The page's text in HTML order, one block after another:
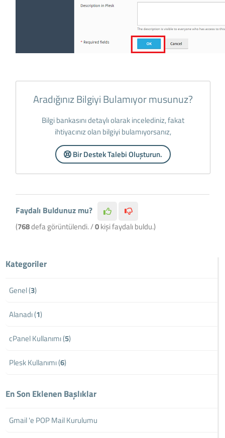
Aradığınız Bilgiyi Bulamıyor musunuz?
Bilgi bankasını detaylı olarak incelediniz, fakat
ihtiyacınız olan bilgiyi bulamıyorsanız,
Bir Destek Talebi Oluşturun.
Faydalı Buldunuz mu?
(768defa görüntülendi. /0kişi faydalı buldu.)
Kategoriler
Genel (3)
Alanadı (1)
cPanel Kullanımı (5)
Plesk Kullanımı (6)
En Son Eklenen Başlıklar
Gmail 'e POP Mail Kurulumu